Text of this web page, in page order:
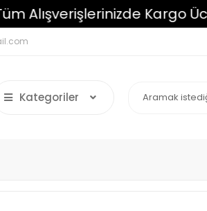
Kargo Ücretsiz
Kategoriler